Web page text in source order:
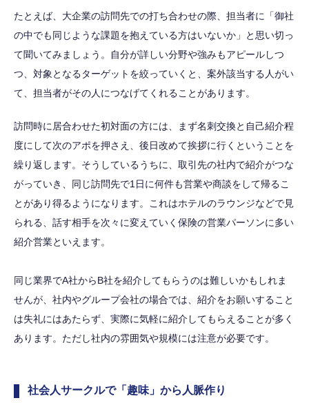
たとえば、大企業の訪問先での打ち合わせの際、担当者に「御社
の中でも同じような課題を抱えている方はいないか」と思い切っ
て聞いてみましょう。自分が詳しい分野や強みもアピールしつ
つ、対象となるターゲットを絞っていくと、案外該当する人がい
て、担当者がその人につなげてくれることがあります。
訪問時に居合わせた初対面の方には、まず名刺交換と自己紹介程
度にして次のアポを押さえ、後日改めて挨拶に行くということを
繰り返します。そうしているうちに、取引先の社内で紹介がつな
がっていき、同じ訪問先で1日に何件も営業や商談をして帰るこ
とがあり得るようになります。これはホテルのラウンジなどで見
られる、話す相手を次々に変えていく保険の営業パーソンに多い
紹介営業といえます。
同じ業界でA社からB社を紹介してもらうのは難しいかもしれま
せんが、社内やグループ会社の場合では、紹介をお願いすること
は失礼にはあたらず、実際に気軽に紹介してもらえることが多く
あります。ただし社内の雰囲気や規模には注意が必要です。
社会人サークルで「趣味」から人脈作り